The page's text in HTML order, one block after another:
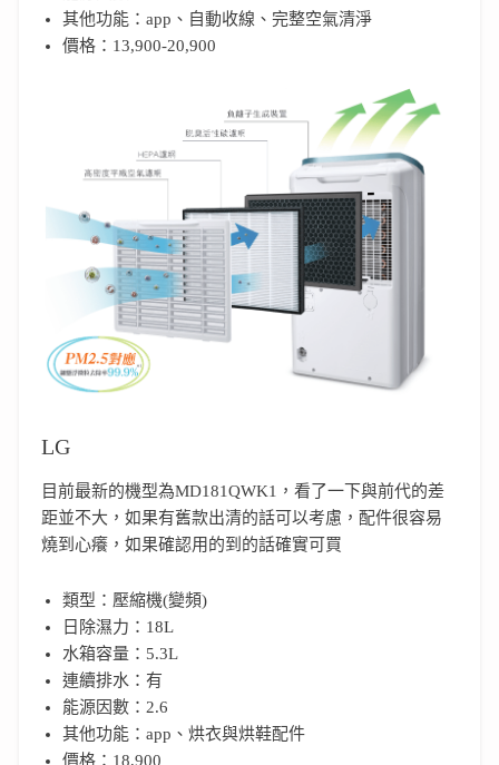
其他功能：app、自動收線、完整空氣清淨
價格：13,900-20,900
LG
目前最新的機型為MD181QWK1，看了一下與前代的差
距並不大，如果有舊款出清的話可以考慮，配件很容易
燒到心癢，如果確認用的到的話確實可買
類型：壓縮機(變頻)
日除濕力：18L
水箱容量：5.3L
連續排水：有
能源因數：2.6
其他功能：app、烘衣與烘鞋配件
價格：18,900